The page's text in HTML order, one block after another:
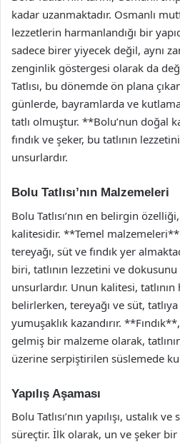
kadar uzanmaktadır. Osmanlı
lezzetlerin harmanlandığı bir
sadece birer yiyecek değil, aynı
zenginlik göstergesi olarak da
Tatlısı, bu dönemde ön plana
günlerde, bayramlarda ve
tatlı olmuştur. **Bolu’nun doğal
fındık ve şeker, bu tatlının
unsurlardır.
Bolu Tatlısı’nın Malzemeleri
Bolu Tatlısı’nın en belirgin
kalitesidir. **Temel malzemeleri**
tereyağı, süt ve fındık yer
biri, tatlının lezzetini ve
unsurlardır. Unun kalitesi, tatlının
belirlerken, tereyağı ve süt,
yumuşaklık kazandırır.
gelmiş bir malzeme olarak,
üzerine serpiştirilen süslemede
Yapılış Aşaması
Bolu Tatlısı’nın yapılışı, ustalık
süreçtir. İlk olarak, un ve şeker bir